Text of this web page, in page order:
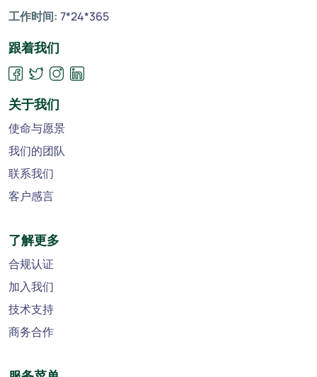
工作时间: 7*24*365
跟着我们
关于我们
使命与愿景
我们的团队
联系我们
客户感言
了解更多
合规认证
加入我们
技术支持
商务合作